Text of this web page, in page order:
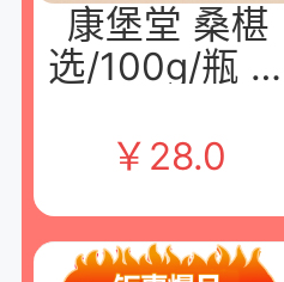
康堡堂 桑椹
选/100g/瓶 江
饮片有限公司
￥ 28.0